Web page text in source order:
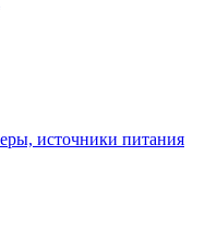
источники питания